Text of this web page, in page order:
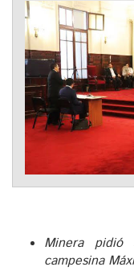
Minera pidió
campesina